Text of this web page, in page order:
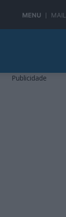
MENU MAIL
Publicidade